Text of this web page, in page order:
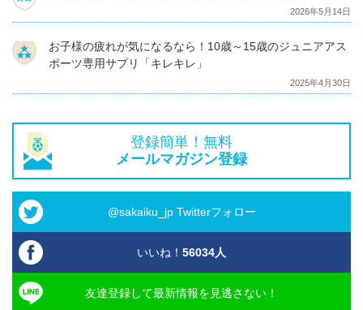
2026年5月14日
お子様の疲れが気になるなら！10歳～15歳のジュニアアス
ポーツ専用サプリ「キレキレ」
2025年4月30日
登録簡単！無料
メールマガジン登録
@sakaiku_jp Twitterフォロー
いいね！ 56034人
友達登録して最新情報を見逃さない！